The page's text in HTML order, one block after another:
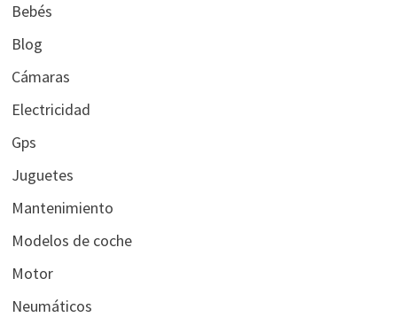
Bebés
Blog
Cámaras
Electricidad
Gps
Juguetes
Mantenimiento
Modelos de coche
Motor
Neumáticos